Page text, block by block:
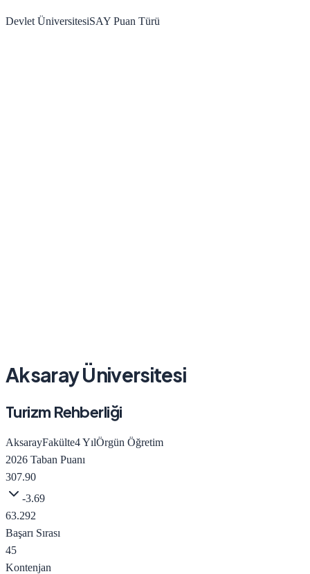
Devlet ÜniversitesiSAY Puan Türü
Aksaray Üniversitesi
Turizm Rehberliği
AksarayFakülte4YılÖrgün Öğretim
2026 Taban Puanı
307.90
-3.69
63.292
Başarı Sırası
45
Kontenjan